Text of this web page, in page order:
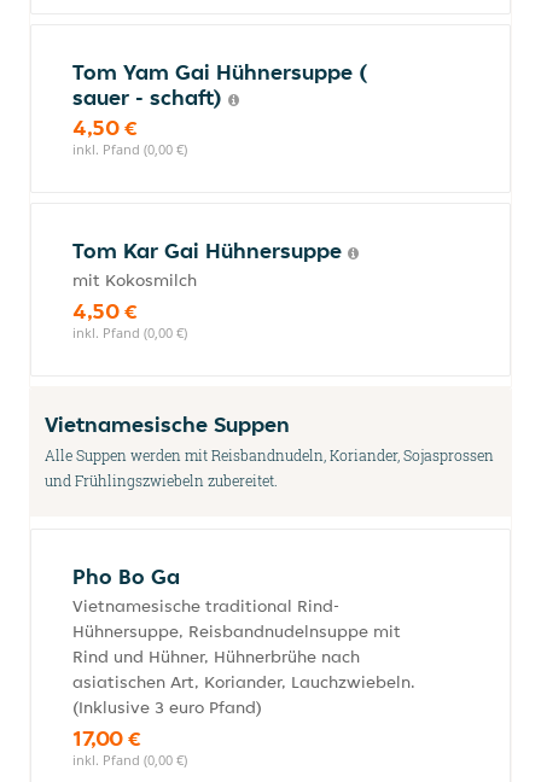
Tom Yam Gai Hühnersuppe (
sauer - schaft)
4,50 €
inkl. Pfand (0,00 €)
Tom Kar Gai Hühnersuppe
mit Kokosmilch
4,50 €
inkl. Pfand (0,00 €)
Vietnamesische Suppen
Alle Suppen werden mit Reisbandnudeln, Koriander, Sojasprossen
und Frühlingszwiebeln zubereitet.
Pho Bo Ga
Vietnamesische traditional Rind-
Hühnersuppe, Reisbandnudelnsuppe mit
Rind und Hühner, Hühnerbrühe nach
asiatischen Art, Koriander, Lauchzwiebeln.
(Inklusive 3 euro Pfand)
17,00 €
inkl. Pfand (0,00 €)